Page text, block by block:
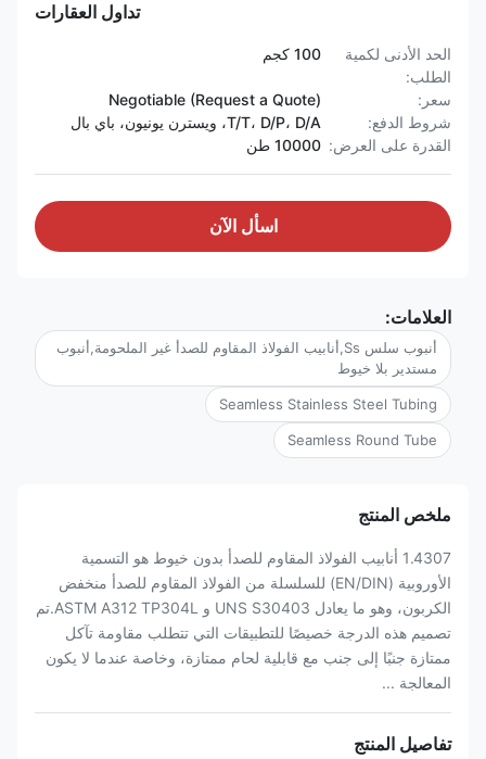
تداول العقارات
الحد الأدنى لكمية
الطلب:
100 كجم
سعر:
Negotiable (Request a Quote)
شروط الدفع:
T/T، D/P، D/A، ويسترن يونيون، باي بال
القدرة على العرض: 10000 طن
اسأل الآن
العلامات:
أنبوب سلس Ss,أنابيب الفولاذ المقاوم للصدأ غير الملحومة,أنبوب
مستدير بلا خيوط
Seamless Stainless Steel Tubing
Seamless Round Tube
ملخص المنتج
1.4307 أنابيب الفولاذ المقاوم للصدأ بدون خيوط هو التسمية
الأوروبية (EN/DIN) للسلسلة من الفولاذ المقاوم للصدأ منخفض
الكربون، وهو ما يعادل UNS S30403 و ASTM A312 TP304L.تم
تصميم هذه الدرجة خصيصًا للتطبيقات التي تتطلب مقاومة تآكل
ممتازة جنبًا إلى جنب مع قابلية لحام ممتازة، وخاصة عندما لا يكون
المعالجة ...
تفاصيل المنتج